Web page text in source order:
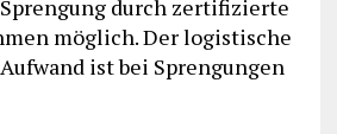
durch zertifizierte
möglich. Der logistische
ist bei Sprengungen